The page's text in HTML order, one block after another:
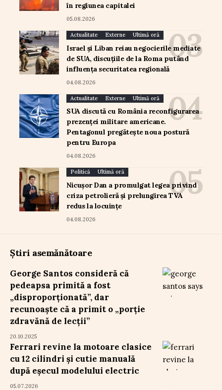
în regiunea capitalei
05.08.2026
Actualitate Externe Ultimă oră
Israel și Liban reiau negocierile mediate
de SUA, discuțiile de la Roma putând
influența securitatea regională
04.08.2026
Actualitate Externe Ultimă oră
SUA discută cu România reconfigurarea
prezenței militare americane.
Pentagonul pregătește noua postură
pentru Europa
04.08.2026
Politică Ultimă oră
Nicușor Dan a promulgat legea privind
criza petrolieră și prelungirea TVA
redus la locuințe
04.08.2026
Știri asemănătoare
George Santos consideră că
pedeapsa primită a fost
„disproporționată”, dar
recunoaște că a primit o „porție
zdravănă de lecții”
20.10.2025
Ferrari revine la motoare clasice
cu 12 cilindri și cutie manuală
după eșecul modelului electric
05.07.2026